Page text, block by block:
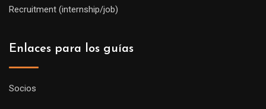
Recruitment (internship/job)
Enlaces para los guías
Socios